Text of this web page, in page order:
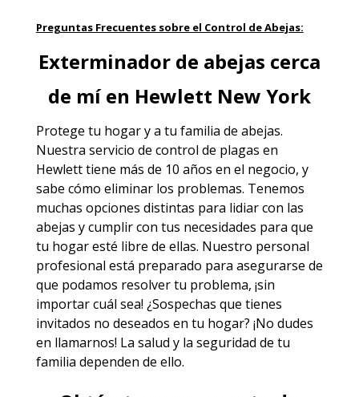
Preguntas Frecuentes sobre el Control de Abejas:
Exterminador de abejas cerca
de mí en Hewlett New York
Protege tu hogar y a tu familia de abejas.
Nuestra servicio de control de plagas en
Hewletttiene más de 10 años en el negocio, y
sabe cómo eliminar los problemas. Tenemos
muchas opciones distintas para lidiar con las
abejas y cumplir con tus necesidades para que
tu hogar esté libre de ellas. Nuestro personal
profesional está preparado para asegurarse de
que podamos resolver tu problema, ¡sin
importar cuál sea! ¿Sospechas que tienes
invitados no deseados en tu hogar? ¡No dudes
en llamarnos! La salud y la seguridad de tu
familia dependen de ello.